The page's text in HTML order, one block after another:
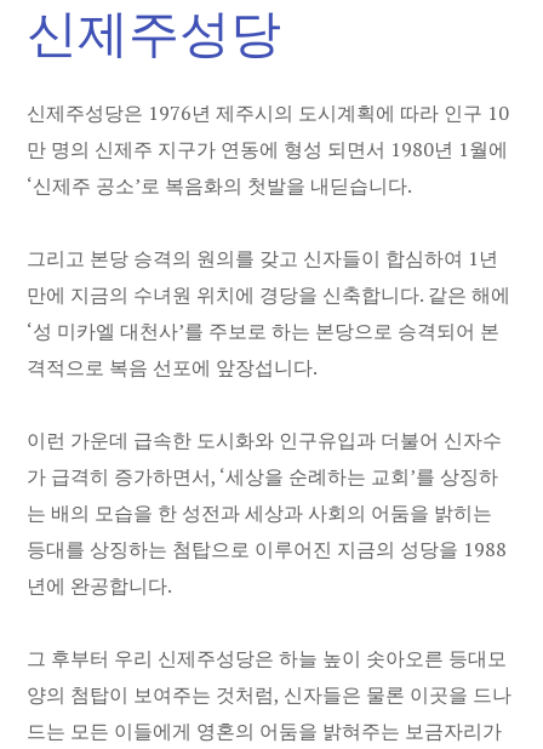
신제주성당
신제주성당은 1976년 제주시의 도시계획에 따라 인구 10
만 명의 신제주 지구가 연동에 형성 되면서 1980년 1월에
‘신제주 공소’로 복음화의 첫발을 내딛습니다.
그리고 본당 승격의 원의를 갖고 신자들이 합심하여 1년
만에 지금의 수녀원 위치에 경당을 신축합니다. 같은 해에
‘성 미카엘 대천사’를 주보로 하는 본당으로 승격되어 본
격적으로 복음 선포에 앞장섭니다.
이런 가운데 급속한 도시화와 인구유입과 더불어 신자수
가 급격히 증가하면서, ‘세상을 순례하는 교회’를 상징하
는 배의 모습을 한 성전과 세상과 사회의 어둠을 밝히는
등대를 상징하는 첨탑으로 이루어진 지금의 성당을 1988
년에 완공합니다.
그 후부터 우리 신제주성당은 하늘 높이 솟아오른 등대모
양의 첨탑이 보여주는 것처럼, 신자들은 물론 이곳을 드나
드는 모든 이들에게 영혼의 어둠을 밝혀주는 보금자리가